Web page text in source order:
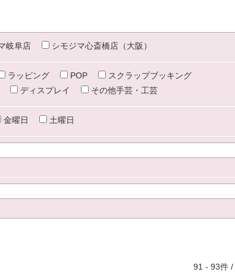
岐阜店 シモジマ心斎橋店（大阪）
ラッピング POP
スクラップブッキング
ディスプレイ その他手芸・工芸
金曜日 土曜日
91 - 93件 /